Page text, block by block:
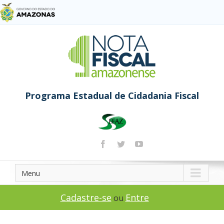
Programa Estadual de Cidadania Fiscal
Menu
Cadastre-se ou Entre